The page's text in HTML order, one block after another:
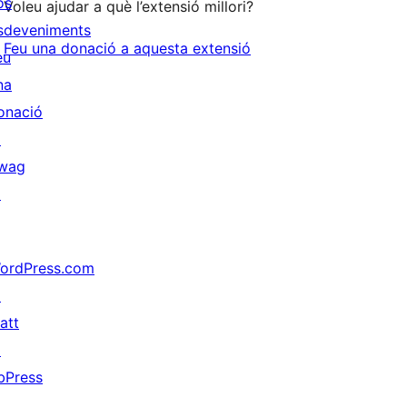
Voleu ajudar a què l’extensió millori?
Feu una donació a aquesta extensió